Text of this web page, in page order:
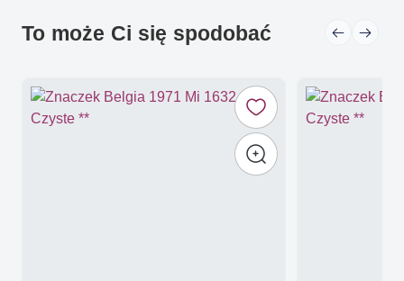
To może Ci się spodobać